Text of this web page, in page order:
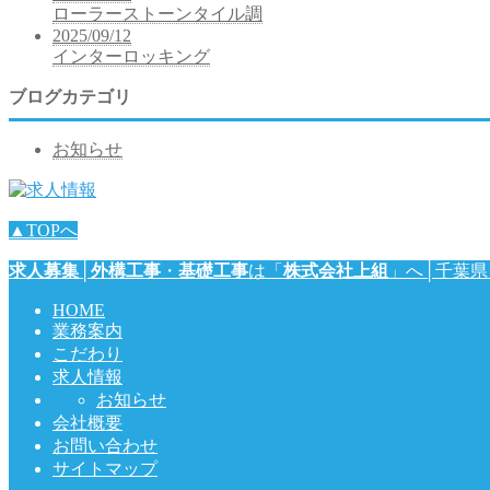
ローラーストーンタイル調
2025/09/12
インターロッキング
ブログカテゴリ
お知らせ
▲TOPへ
求人募集 外構工事 ・ 基礎工事は「 株式会社上組 」へ│千葉県
HOME
業務案内
こだわり
求人情報
お知らせ
会社概要
お問い合わせ
サイトマップ